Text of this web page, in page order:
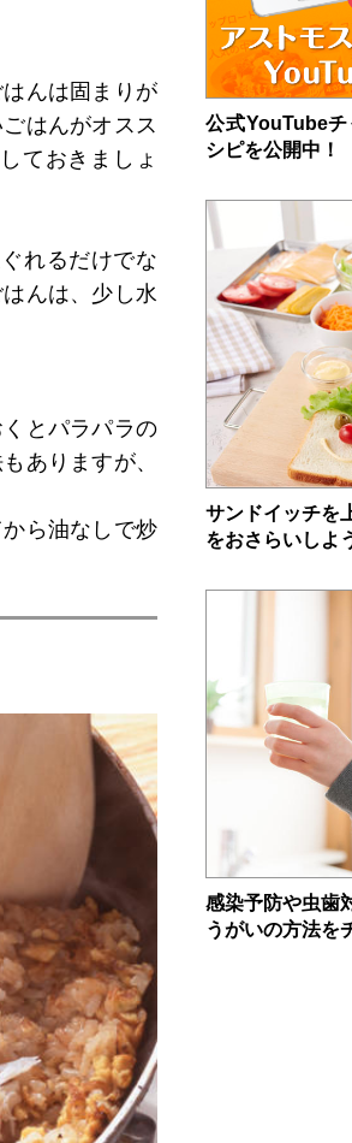
公式YouTube
シピを公開中！
サンドイッチを
をおさらいしよ
感染予防や虫歯
うがいの方法を
んは固まりが
はんがオスス
ておきましょ
れるだけでな
んは、少し水
とパラパラの
ありますが、
ら油なしで炒